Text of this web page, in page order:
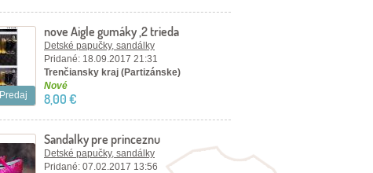
Predaj
nove Aigle gumáky ,2 trieda
Detské papučky, sandálky
Pridané: 18.09.2017 21:31
Trenčiansky kraj (Partizánske)
Nové
8,00 €
Sandalky pre princeznu
Detské papučky, sandálky
Pridané: 07.02.2017 13:56